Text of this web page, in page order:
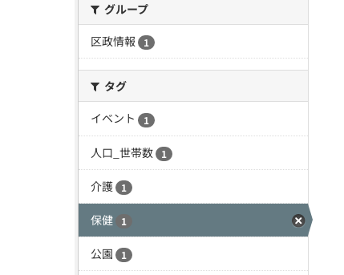
グループ
区政情報
1
タグ
イベント
1
人口_世帯数 1
介護 1
保健 1
公園 1